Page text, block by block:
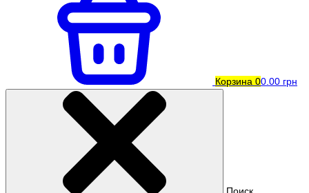
Корзина 00.00 грн